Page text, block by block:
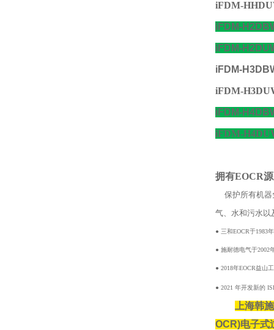
iFDM-
iFDM-
iFDM-
iFDM-
iFDM-
iFDM-
iFDM-
拥有EOCR
保护所有机器
气、水和污水以
● 三和EOCR于1983
● 施耐德电气于2002
● 2018年EOCR益山
● 2021 年开发新的
上海韩
OCR)电子式